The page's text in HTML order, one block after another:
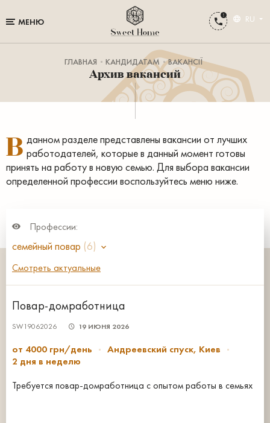
МЕНЮ RU
ГЛАВНАЯ КАНДИДАТАМ ВАКАНСІЇ
Архив вакансий
В данном разделе представлены вакансии от лучших
работодателей, которые в данный момент готовы
принять на работу в новую семью. Для выбора вакансии
определенной профессии воспользуйтесь меню ниже.
Профессии:
семейный повар (6)
Смотреть актуальные
Повар-домработница
SW19062026 19 ИЮНЯ 2026
от 4000 грн/день
Андреевский спуск, Киев
2 дня в неделю
Требуется повар-домработница с опытом работы в семьях